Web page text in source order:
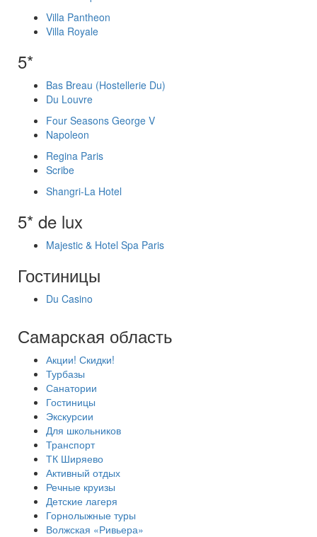
Villa Pantheon
Villa Royale
5*
Bas Breau (Hostellerie Du)
Du Louvre
Four Seasons George V
Napoleon
Regina Paris
Scribe
Shangri-La Hotel
5* de lux
Majestic & Hotel Spa Paris
Гостиницы
Du Casino
Самарская область
Акции! Скидки!
Турбазы
Санатории
Гостиницы
Экскурсии
Для школьников
Транспорт
ТК Ширяево
Активный отдых
Речные круизы
Детские лагеря
Горнолыжные туры
Волжская «Ривьера»